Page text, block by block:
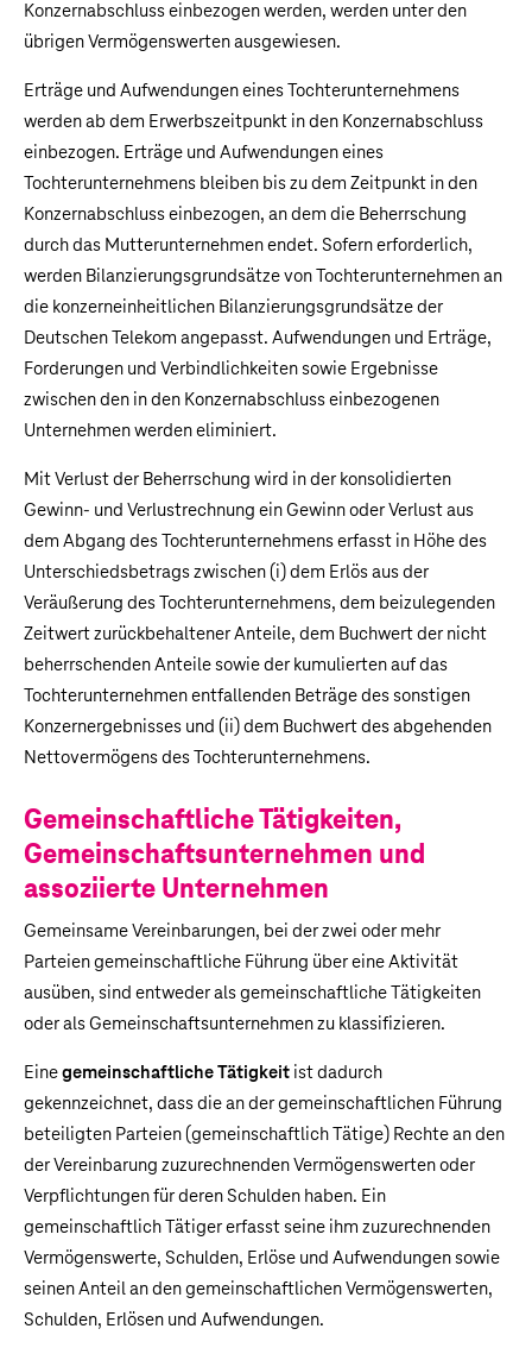
Konzernabschluss einbezogen werden, werden unter den
übrigen Vermögenswerten ausgewiesen.
Erträge und Aufwendungen eines Tochterunternehmens
werden ab dem Erwerbszeitpunkt in den Konzernabschluss
einbezogen. Erträge und Aufwendungen eines
Tochterunternehmens bleiben bis zu dem Zeitpunkt in den
Konzernabschluss einbezogen, an dem die Beherrschung
durch das Mutterunternehmen endet. Sofern erforderlich,
werden Bilanzierungsgrundsätze von Tochterunternehmen an
die konzerneinheitlichen Bilanzierungsgrundsätze der
Deutschen Telekom angepasst. Aufwendungen und Erträge,
Forderungen und Verbindlichkeiten sowie Ergebnisse
zwischen den in den Konzernabschluss einbezogenen
Unternehmen werden eliminiert.
Mit Verlust der Beherrschung wird in der konsolidierten
Gewinn- und Verlustrechnung ein Gewinn oder Verlust aus
dem Abgang des Tochterunternehmens erfasst in Höhe des
Unterschiedsbetrags zwischen (i) dem Erlös aus der
Veräußerung des Tochterunternehmens, dem beizulegenden
Zeitwert zurückbehaltener Anteile, dem Buchwert der nicht
beherrschenden Anteile sowie der kumulierten auf das
Tochterunternehmen entfallenden Beträge des sonstigen
Konzernergebnisses und (ii) dem Buchwert des abgehenden
Nettovermögens des Tochterunternehmens.
Gemeinschaftliche Tätigkeiten,
Gemeinschaftsunternehmen und
assoziierte Unternehmen
Gemeinsame Vereinbarungen, bei der zwei oder mehr
Parteien gemeinschaftliche Führung über eine Aktivität
ausüben, sind entweder als gemeinschaftliche Tätigkeiten
oder als Gemeinschaftsunternehmen zu klassifizieren.
Einegemeinschaftliche Tätigkeit ist dadurch
gekennzeichnet, dass die an der gemeinschaftlichen Führung
beteiligten Parteien (gemeinschaftlich Tätige) Rechte an den
der Vereinbarung zuzurechnenden Vermögenswerten oder
Verpflichtungen für deren Schulden haben. Ein
gemeinschaftlich Tätiger erfasst seine ihm zuzurechnenden
Vermögenswerte, Schulden, Erlöse und Aufwendungen sowie
seinen Anteil an den gemeinschaftlichen Vermögenswerten,
Schulden, Erlösen und Aufwendungen.